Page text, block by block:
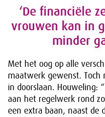
‘De financiële
vrouwen kan in
minder
Met het oog op alle
maatwerk gewenst.
in doorslaan. Houweling:
aan het regelwerk rond
een extra baan, naast de